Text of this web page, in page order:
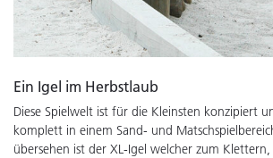
Ein Igel im Herbstlaub
Diese Spielwelt ist für die Kleinsten konzipiert
komplett in einem Sand- und
übersehen ist der XL-Igel welcher zum